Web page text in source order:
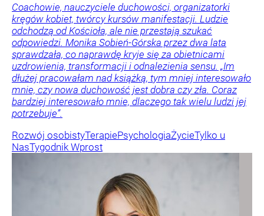
Coachowie, nauczyciele duchowości, organizatorki
kręgów kobiet, twórcy kursów manifestacji. Ludzie
odchodzą od Kościoła, ale nie przestają szukać
odpowiedzi. Monika Sobień-Górska przez dwa lata
sprawdzała, co naprawdę kryje się za obietnicami
uzdrowienia, transformacji i odnalezienia sensu. „Im
dłużej pracowałam nad książką, tym mniej interesowało
mnie, czy nowa duchowość jest dobra czy zła. Coraz
bardziej interesowało mnie, dlaczego tak wielu ludzi jej
potrzebuje”.
Rozwój osobistyTerapiePsychologiaŻycieTylko u
NasTygodnik Wprost